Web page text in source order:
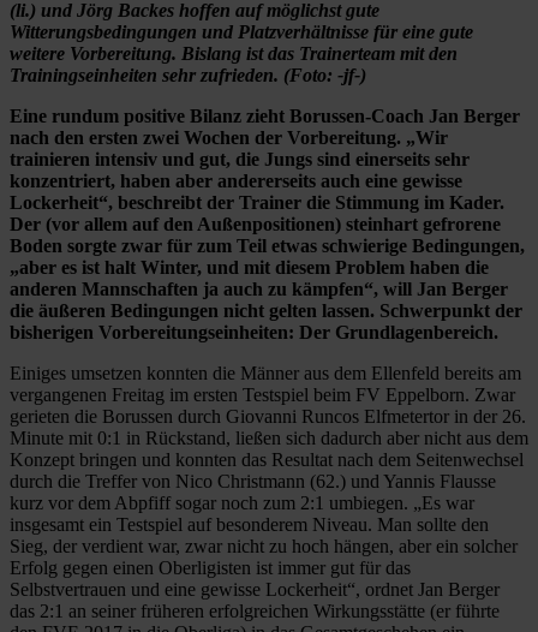
(li.) und Jörg Backes hoffen auf möglichst gute
Witterungsbedingungen und Platzverhältnisse für eine gute
weitere Vorbereitung. Bislang ist das Trainerteam mit den
Trainingseinheiten sehr zufrieden. (Foto: -jf-)
Eine rundum positive Bilanz zieht Borussen-Coach Jan Berger
nach den ersten zwei Wochen der Vorbereitung. „Wir
trainieren intensiv und gut, die Jungs sind einerseits sehr
konzentriert, haben aber andererseits auch eine gewisse
Lockerheit“, beschreibt der Trainer die Stimmung im Kader.
Der (vor allem auf den Außenpositionen) steinhart gefrorene
Boden sorgte zwar für zum Teil etwas schwierige Bedingungen,
„aber es ist halt Winter, und mit diesem Problem haben die
anderen Mannschaften ja auch zu kämpfen“, will Jan Berger
die äußeren Bedingungen nicht gelten lassen. Schwerpunkt der
bisherigen Vorbereitungseinheiten: Der Grundlagenbereich.
Einiges umsetzen konnten die Männer aus dem Ellenfeld bereits am
vergangenen Freitag im ersten Testspiel beim FV Eppelborn. Zwar
gerieten die Borussen durch Giovanni Runcos Elfmetertor in der 26.
Minute mit 0:1 in Rückstand, ließen sich dadurch aber nicht aus dem
Konzept bringen und konnten das Resultat nach dem Seitenwechsel
durch die Treffer von Nico Christmann (62.) und Yannis Flausse
kurz vor dem Abpfiff sogar noch zum 2:1 umbiegen. „Es war
insgesamt ein Testspiel auf besonderem Niveau. Man sollte den
Sieg, der verdient war, zwar nicht zu hoch hängen, aber ein solcher
Erfolg gegen einen Oberligisten ist immer gut für das
Selbstvertrauen und eine gewisse Lockerheit“, ordnet Jan Berger
das 2:1 an seiner früheren erfolgreichen Wirkungsstätte (er führte